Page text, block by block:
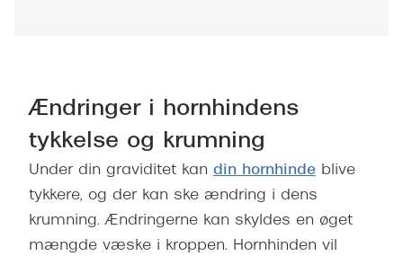
Ændringer i hornhindens
tykkelse og krumning
Under din graviditet kan din hornhinde blive
tykkere, og der kan ske ændring i dens
krumning. Ændringerne kan skyldes en øget
mængde væske i kroppen. Hornhinden vil